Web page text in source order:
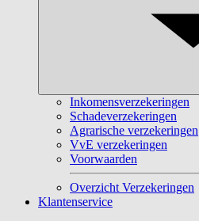
Inkomensverzekeringen
Schadeverzekeringen
Agrarische verzekeringen
VvE verzekeringen
Voorwaarden
Overzicht Verzekeringen
Klantenservice